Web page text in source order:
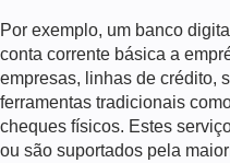
Por exemplo, um banco
conta corrente básica a
empresas, linhas de crédito,
ferramentas tradicionais
cheques físicos. Estes
ou são suportados pela